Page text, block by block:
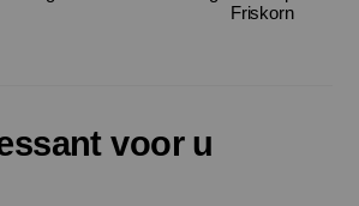
Friskorn
voor u